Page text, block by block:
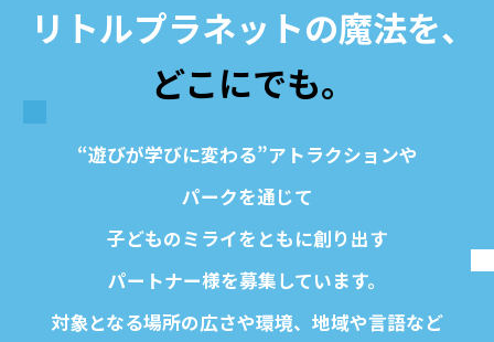
リトルプラネットの魔法を、
どこにでも。
“遊びが学びに変わる”アトラクションや
パークを通じて
子どものミライをともに創り出す
パートナー様を募集しています。
対象となる場所の広さや環境、地域や言語など